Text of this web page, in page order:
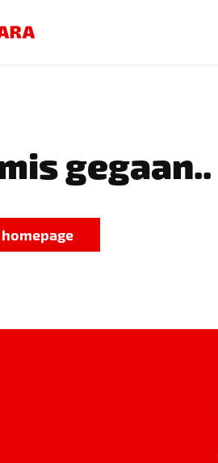
gegaan..